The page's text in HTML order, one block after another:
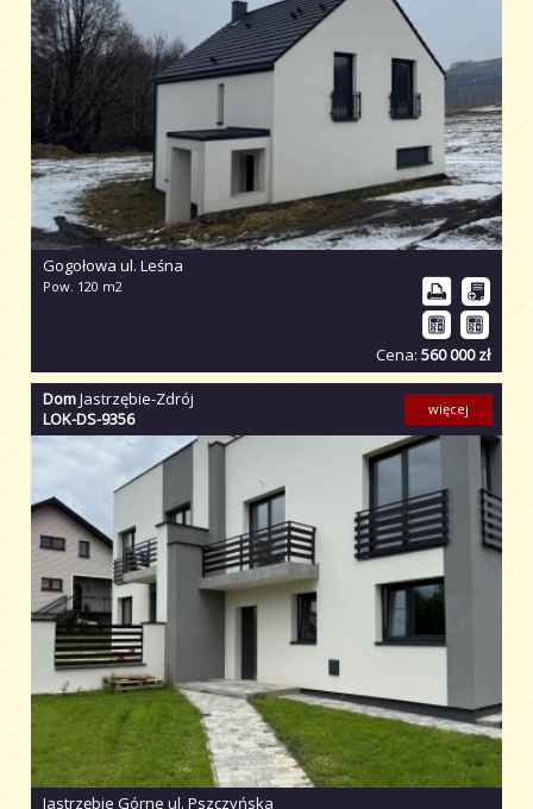
Gogołowa ul. Leśna
Pow. 120 m2
Cena: 560 000 zł
DomJastrzębie-Zdrój
LOK-DS-9356
Jastrzębie Górne ul. Pszczyńska
więcej